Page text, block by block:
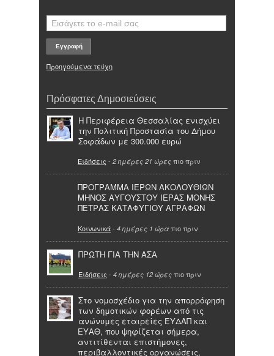
Προηγούμενα τεύχη
Πρόσφατες Δημοσιεύσεις
Η Περιφέρεια Θεσσαλίας ενισχύει
την Πολιτική Προστασία του Δήμου
Σοφάδων με 300.000 ευρώ
Ειδήσεις - 2 ημέρες 21 ώρες πιο πριν
ΠΡΟΓΡΑΜΜΑ ΙΕΡΩΝ ΑΚΟΛΟΥΘΙΩΝ
ΜΗΝΟΣ ΑΥΓΟΥΣΤΟΥ ΙΕΡΑΣ ΜΟΝΗΣ
ΠΕΤΡΑΣ ΚΑΤΑΦΥΓΙΟΥ ΑΓΡΑΦΩΝ
Κοινωνικά- 4 ημέρες 1 ώρα πιο πριν
ΠΡΩΤΗ ΓΙΑ ΤΗΝ ΑΣΑ
Ειδήσεις - 4 ημέρες 12 ώρες πιο πριν
Στο νομοσχέδιο για την απορρόφηση
των δημοτικών φορέων από τις
ανώνυμες εταιρείες ΕΥΔΑΠ και
ΕΥΑΘ, που ψηφίζεται σήμερα,
αντιτίθενται επιστήμονες,
περιβαλλοντικές οργανώσεις,